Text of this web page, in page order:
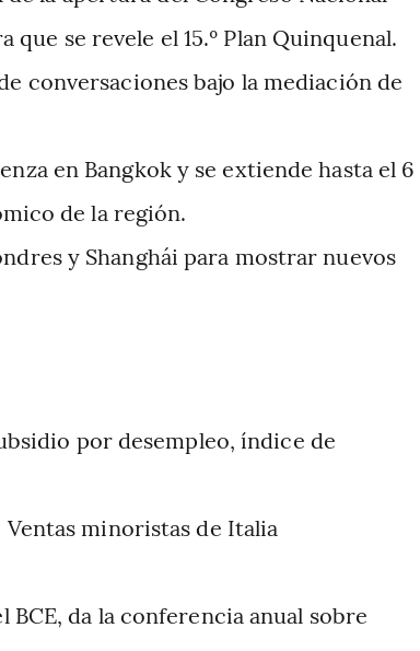
se revele el 15.º Plan Quinquenal.
conversaciones bajo la mediación de
en Bangkok y se extiende hasta el 6
de la región.
y Shanghái para mostrar nuevos
por desempleo, índice de
minoristas de Italia
da la conferencia anual sobre